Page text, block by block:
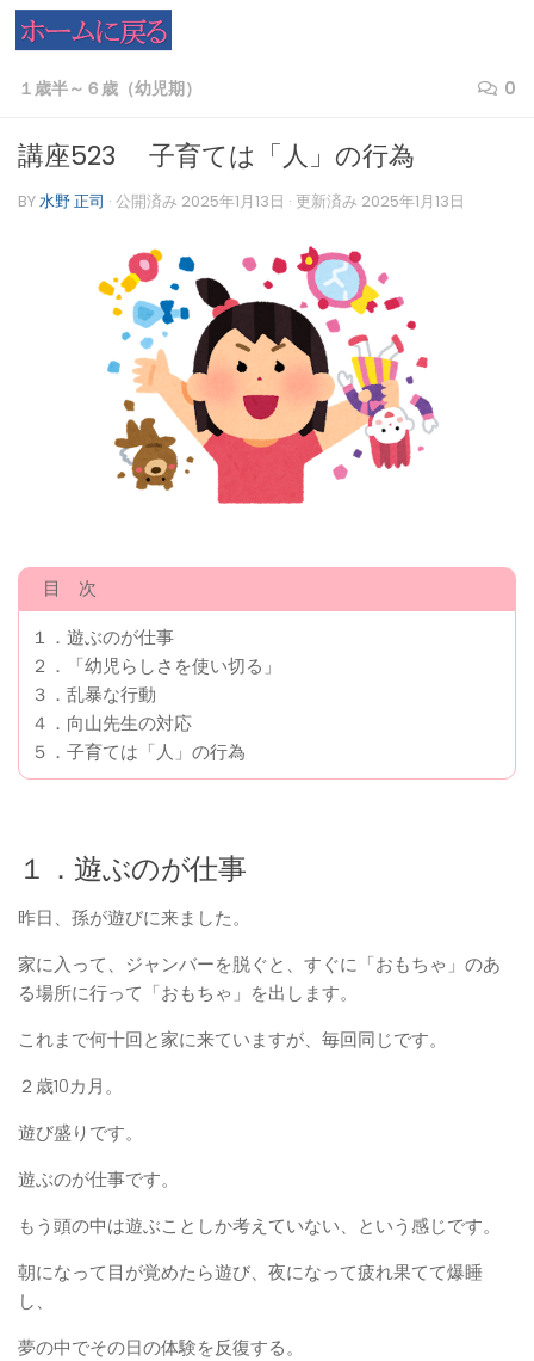
コンテンツへスキップ
１歳半～６歳（幼児期） 0
講座523 子育ては「人」の行為
BY水野 正司 · 公開済み 2025年1月13日 · 更新済み 2025年1月13日
目 次
１．遊ぶのが仕事
２．「幼児らしさを使い切る」
３．乱暴な行動
４．向山先生の対応
５．子育ては「人」の行為
１．遊ぶのが仕事
昨日、孫が遊びに来ました。
家に入って、ジャンバーを脱ぐと、すぐに「おもちゃ」のあ
る場所に行って「おもちゃ」を出します。
これまで何十回と家に来ていますが、毎回同じです。
２歳10カ月。
遊び盛りです。
遊ぶのが仕事です。
もう頭の中は遊ぶことしか考えていない、という感じです。
朝になって目が覚めたら遊び、夜になって疲れ果てて爆睡
し、
夢の中でその日の体験を反復する。